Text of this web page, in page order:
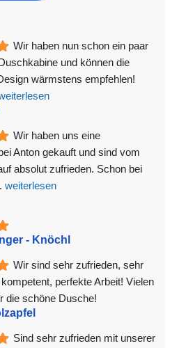
Wir haben nun schon ein paar
und können die
wärmstens empfehlen!
Wir haben uns eine
Anton gekauft und sind vom
absolut zufrieden. Schon bei
weiterlesen
- Knöchl
Wir sind sehr zufrieden, sehr
perfekte Arbeit! Vielen
die schöne Dusche!
Sind sehr zufrieden mit unserer